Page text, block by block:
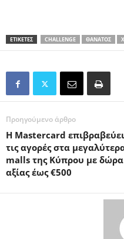
ΕΤΙΚΕΤΕΣ CHALLENGE ΘΆΝΑΤΟΣ
Προηγούμενο άρθρο
Η Mastercard επιβραβεύει
τις αγορές στα
malls της Κύπρου με δώρα
αξίας έως €500